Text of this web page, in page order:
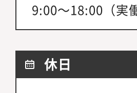
9:00～18:00（実
休日